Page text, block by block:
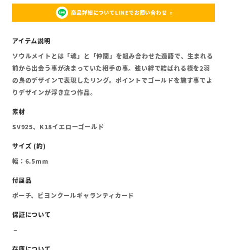
商品詳細についてLINEでお問い合わせ
ソウルメイトとは「魂」と「仲間」を組み合わせた造語で、生まれる
前から出会う事が決まっていた相手の事。強い絆で結ばれる様を2羽
の鳥のデザインで表現したリング。ポイントでゴールドを施す事でよ
りデザインが浮き立つ作品。
SV925、K18イエローゴールド
幅：6.5mm
ポーチ、ビヨンクールギャランティカード